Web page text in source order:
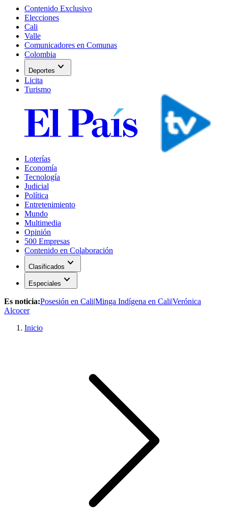
Contenido Exclusivo
Elecciones
Cali
Valle
Comunicadores en Comunas
Colombia
Deportes expand_more
Licita
Turismo
Loterías
Economía
Tecnología
Judicial
Política
Entretenimiento
Mundo
Multimedia
Opinión
500 Empresas
Contenido en Colaboración
Clasificados expand_more
Especiales expand_more
Es noticia:Posesión en Cali|Minga Indígena en Cali|Verónica
Alcocer
Inicio